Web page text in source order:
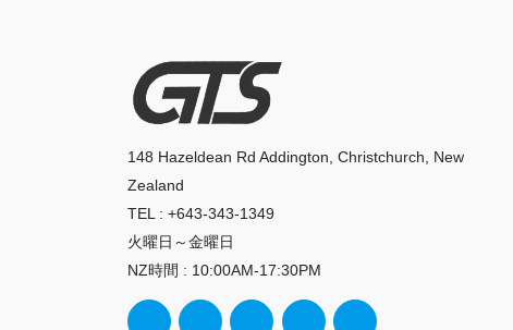
148 Hazeldean Rd Addington, Christchurch, New
Zealand
TEL : +643-343-1349
火曜日～金曜日
NZ時間 : 10:00AM-17:30PM